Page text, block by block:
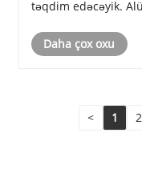
təqdim edəcəyik.
modellərinə çevrildi
Daha çox oxu
< 1 2